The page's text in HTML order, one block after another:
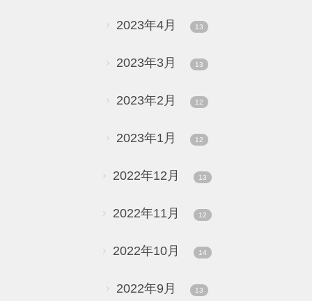
2023年4月 13
2023年3月 13
2023年2月 12
2023年1月 12
2022年12月 13
2022年11月 12
2022年10月 14
2022年9月 13